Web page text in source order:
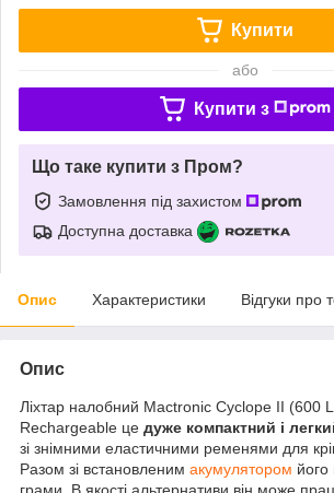
Купити
або
Купити з
Що таке купити з Пром?
Замовлення під захистом
Доступна доставка
Опис Характеристики Відгуки про
Опис
Ліхтар налобний Mactronic Cyclope II (600
Rechargeable це дуже компактний і
зі знімними еластичними ременями для
Разом зі встановленим акумулятором
грами. В якості альтернативи він може